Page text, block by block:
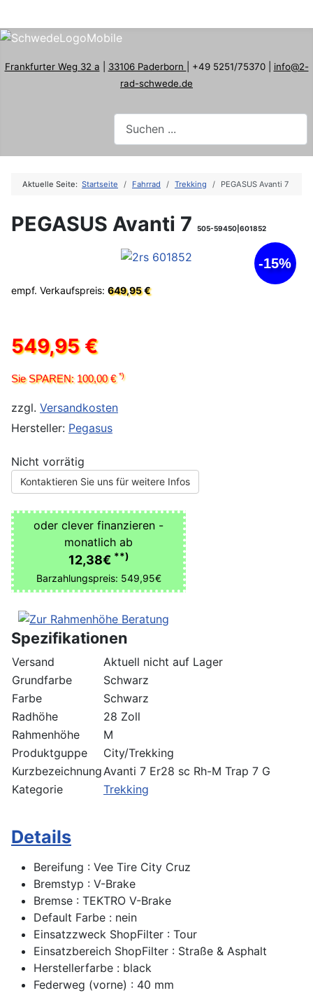
Frankfurter Weg 32 a 33106 Paderborn | +49 5251/75370 | info@2-
rad-schwede.de
Aktuelle Seite: Startseite Fahrrad Trekking PEGASUS Avanti 7
PEGASUS Avanti 7 505-59450|601852
-15%
empf. Verkaufspreis: 649,95 €
549,95 €
Sie SPAREN: 100,00 €*)
zzgl. Versandkosten
Hersteller: Pegasus
Nicht vorrätig
Kontaktieren Sie uns für weitere Infos
oder clever finanzieren -
monatlich ab
12,38€ **)
Barzahlungspreis: 549,95€
Spezifikationen
Versand
Aktuell nicht auf Lager
Grundfarbe
Schwarz
Farbe
Schwarz
Radhöhe
28 Zoll
Rahmenhöhe
M
Produktguppe
City/Trekking
Kurzbezeichnung Avanti 7 Er28 sc Rh-M Trap 7 G
Kategorie
Trekking
Details
Bereifung : Vee Tire City Cruz
Bremstyp : V-Brake
Bremse : TEKTRO V-Brake
Default Farbe : nein
Einsatzzweck ShopFilter : Tour
Einsatzbereich ShopFilter : Straße & Asphalt
Herstellerfarbe : black
Federweg (vorne) : 40 mm